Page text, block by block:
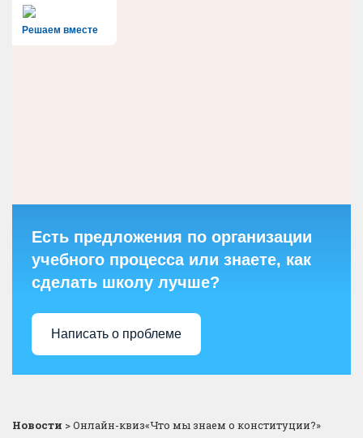
Решаем вместе
Есть предложения по организации
учебного процесса или знаете, как
сделать школу лучше?
Написать о проблеме
Новости >Онлайн-квиз«Что мы знаем о конституции?»